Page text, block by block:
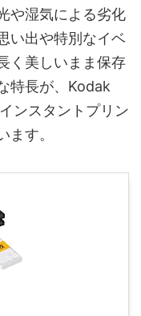
や湿気による劣化
い出や特別なイベ
く美しいまま保存
特長が、Kodak
ンスタントプリン
ます。